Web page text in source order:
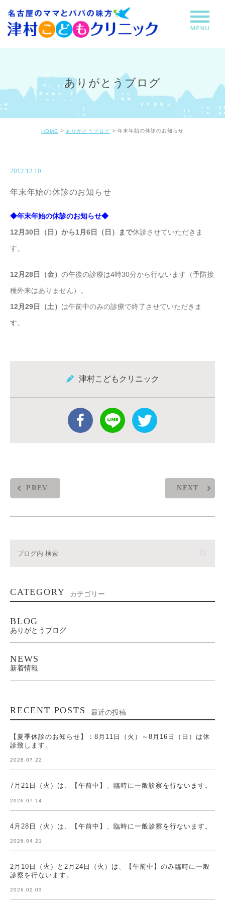
ありがとうブログ
HOME ありがとうブログ 年末年始の休診のお知らせ
2012.12.10
年末年始の休診のお知らせ
◆年末年始の休診のお知らせ◆
12月30日（日）から1月6日（日）まで休診させていただきま
す。
12月28日（金） の午後の診療は4時30分から行ないます（予防接
種外来はありません）。
12月29日（土） は午前中のみの診療で終了させていただきま
す。
津村こどもクリニック
PREV NEXT
CATEGORY カテゴリー
BLOG
ありがとうブログ
NEWS
新着情報
RECENT POSTS 最近の投稿
【夏季休診のお知らせ】：8月11日（火）～8月16日（日）は休
診致します。
2026.07.22
7月21日（火）は、【午前中】、臨時に一般診察を行ないます。
2026.07.14
4月28日（火）は、【午前中】、臨時に一般診察を行ないます。
2026.04.21
2月10日（火）と2月24日（火）は、【午前中】のみ臨時に一般
診察を行ないます。
2026.02.03